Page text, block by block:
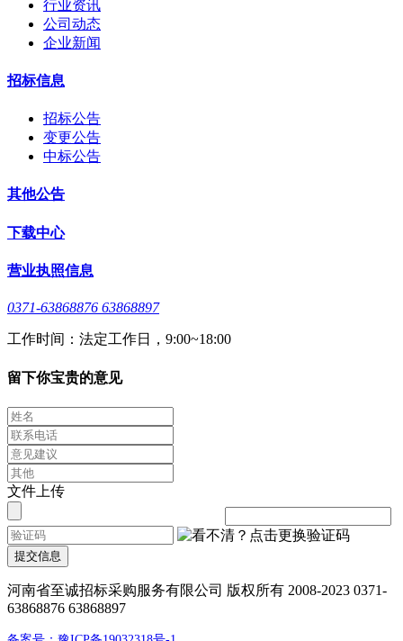
行业资讯
公司动态
企业新闻
招标信息
招标公告
变更公告
中标公告
其他公告
下载中心
营业执照信息
0371-63868876 63868897
工作时间：法定工作日，9:00~18:00
留下你宝贵的意见
文件上传
提交信息
河南省至诚招标采购服务有限公司 版权所有 2008-2023 0371-
63868876 63868897